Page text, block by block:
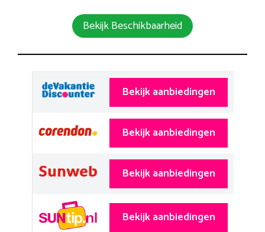
Bekijk Beschikbaarheid
Bekijk aanbiedingen
Bekijk aanbiedingen
Bekijk aanbiedingen
Bekijk aanbiedingen